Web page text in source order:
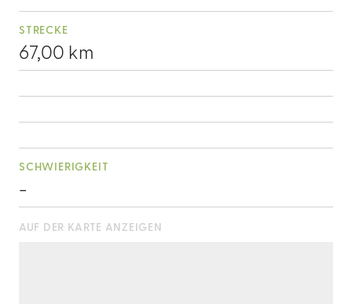
STRECKE
67,00 km
SCHWIERIGKEIT
-
AUF DER KARTE ANZEIGEN